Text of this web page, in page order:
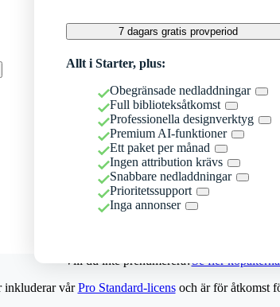
7 dagars gratis provperiod
Allt i Starter, plus:
Obegränsade nedladdningar
Full biblioteksåtkomst
Professionella designverktyg
Premium AI-funktioner
Ett paket per månad
Ingen attribution krävs
Snabbare nedladdningar
Prioritetssupport
Inga annonser
Vill du inte prenumerera?Se fler
inkluderar vårPro Standard-licensoch är för åtkomst